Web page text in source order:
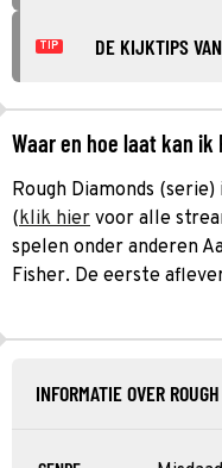
TIP DE KIJKTIPS
Waar en hoe laat kan
Rough Diamonds
(klik hier voor alle
spelen onder anderen
Fisher. De eerste
INFORMATIE OVER